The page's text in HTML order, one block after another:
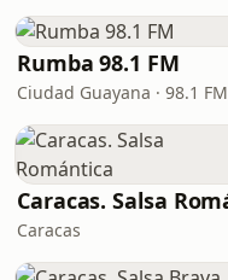
Rumba 98.1 FM
Ciudad Guayana · 98.1 FM
Caracas